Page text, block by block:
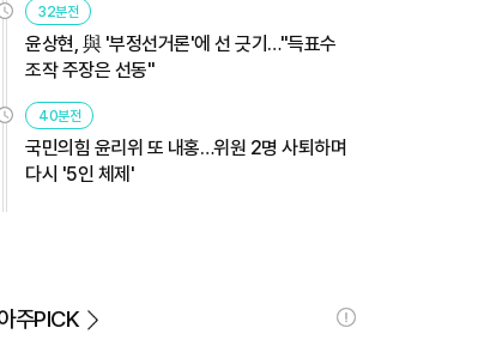
32분전
윤상현, 與 '부정선거론'에 선 긋기…"득표수
조작 주장은 선동"
40분전
국민의힘 윤리위 또 내홍…위원 2명 사퇴하며
다시 '5인 체제'
주PICK